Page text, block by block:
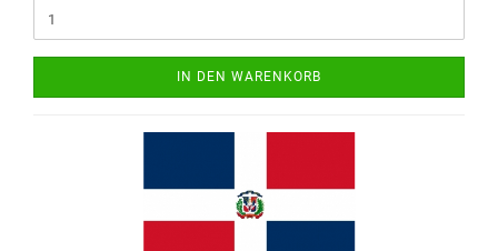
IN DEN WARENKORB